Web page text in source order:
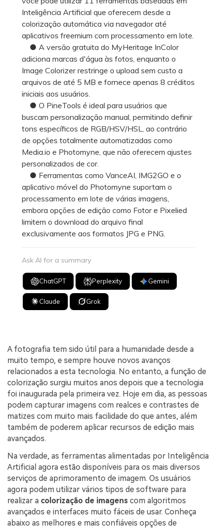
Inteligência Artificial que oferecem desde a
colorização automática via navegador até
aplicativos freemium com processamento em lote.
● A versão gratuita do MyHeritage InColor
adiciona marcas d'água às fotos, enquanto o
Image Colorizer restringe o upload sem custo a
arquivos de até 5 MB e fornece apenas 8 créditos
iniciais aos usuários.
● O PineTools é ideal para usuários que
buscam personalização manual, permitindo definir
tons específicos de RGB/HSV/HSL, ao contrário
de opções totalmente automatizadas como
Media.io e Photomyne, que não oferecem ajustes
personalizados de cor.
● Ferramentas como VanceAI, IMG2GO e o
aplicativo móvel do Photomyne suportam o
processamento em lote de várias imagens,
embora opções de edição como Fotor e Pixelied
limitem o download do arquivo final
exclusivamente aos formatos JPG e PNG.
Ask AI for a summary
ChatGPT Perplexity Gemini
Claude Grok
A fotografia tem sido útil para a humanidade desde a
muito tempo, e sempre houve novos avanços
relacionados a esta tecnologia. No entanto, a função de
colorização surgiu muitos anos depois que a tecnologia
foi inaugurada pela primeira vez. Hoje em dia, as pessoas
podem capturar imagens com realces e contrastes de
matizes com muito mais facilidade do que antes, além
também de poderem aplicar recursos de edição mais
avançados.
Na verdade, as ferramentas alimentadas por Inteligência
Artificial agora estão disponíveis para os mais diversos
serviços de aprimoramento de imagem. Os usuários
agora podem utilizar vários tipos de software para
realizar a colorização de imagens com algoritmos
avançados e interfaces muito fáceis de usar. Conheça
abaixo as melhores e mais confiáveis opções de